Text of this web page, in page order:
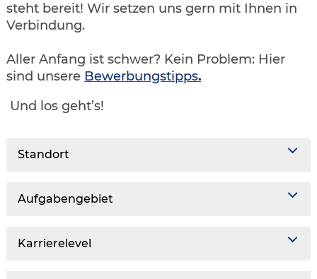
steht bereit! Wir setzen uns gern mit Ihnen in
Verbindung.
Aller Anfang ist schwer? Kein Problem: Hier
sind unsere Bewerbungstipps.
Und los geht’s!
Standort
Aufgabengebiet
Karrierelevel